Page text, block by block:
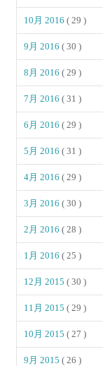
10月 2016( 29 )
9月 2016( 30 )
8月 2016( 29 )
7月 2016( 31 )
6月 2016( 29 )
5月 2016( 31 )
4月 2016( 29 )
3月 2016( 30 )
2月 2016( 28 )
1月 2016( 25 )
12月 2015( 30 )
11月 2015( 29 )
10月 2015( 27 )
9月 2015( 26 )